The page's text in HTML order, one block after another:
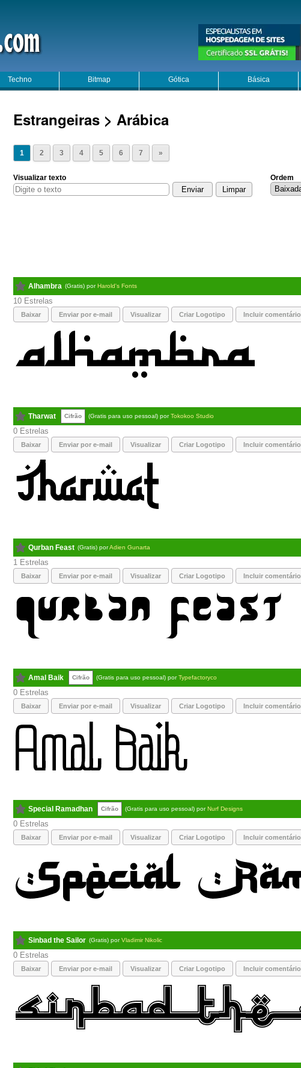
Techno Bitmap Gótica Básica
Estrangeiras > Arábica
1 2 3 4 5 6 7 »
Visualizar texto Ordem
Alhambra (Gratis) porHarold's Fonts
10
Baixar Enviar por e-mail Visualizar Criar Logotipo Incluir comentário
Tharwat Cifrão (Gratis para uso pessoal) porTokokoo Studio
0
Baixar Enviar por e-mail Visualizar Criar Logotipo Incluir comentário
Qurban Feast (Gratis) porAdien Gunarta
1
Baixar Enviar por e-mail Visualizar Criar Logotipo Incluir comentário
Amal Baik Cifrão (Gratis para uso pessoal) porTypefactoryco
0
Baixar Enviar por e-mail Visualizar Criar Logotipo Incluir comentário
Special Ramadhan Cifrão (Gratis para uso pessoal) porNurf Designs
0
Baixar Enviar por e-mail Visualizar Criar Logotipo Incluir comentário
Sinbad the Sailor (Gratis) porVladimir Nikolic
0
Baixar Enviar por e-mail Visualizar Criar Logotipo Incluir comentário